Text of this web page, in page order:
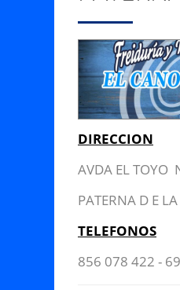
DIRECCION
AVDA EL TOYO
PATERNA D E
TELEFONOS
856 078 422 -